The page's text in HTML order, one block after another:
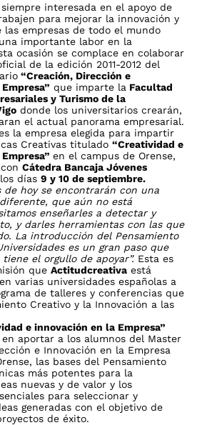
siempre interesada en el apoyo de
para mejorar la innovación y
las empresas de todo el mundo
importante labor en la
ocasión se complace en colaborar
de la edición 2011-2012 del
“Creación, Dirección e
que imparte la Facultad
y Turismo de la
donde los universitarios crearán,
el actual panorama empresarial.
la empresa elegida para impartir
Creativas titulado“Creatividad e
en el campus de Orense,
conCátedra Bancaja Jóvenes
los días9 y 10 de septiembre.
de hoy se encontrarán con una
que aún no está
enseñarles a detectar y
y darles herramientas con las que
La introducción del Pensamiento
es un gran paso que
el orgullo de apoyar”. Esta es
queActitudcreativa está
varias universidades españolas a
de talleres y conferencias que
Creativo y la Innovación a las
e innovación en la Empresa”
aportar a los alumnos del Master
e Innovación en la Empresa
las bases del Pensamiento
más potentes para la
nuevas y de valor y los
para seleccionar y
generadas con el objetivo de
de éxito.